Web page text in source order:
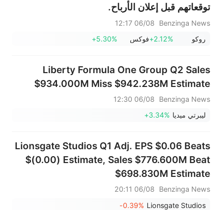
توقعاتهم قبل إعلان الأرباح.
Benzinga News
06/08 12:17
روكو
+2.12%فوكس +5.30%
Liberty Formula One Group Q2 Sales
$934.000M Miss $942.238M Estimate
Benzinga News
06/08 12:30
ليبرتي ميديا +3.34%
Lionsgate Studios Q1 Adj. EPS $0.06 Beats
$(0.00) Estimate, Sales $776.600M Beat
$698.830M Estimate
Benzinga News
06/08 20:11
Lionsgate Studios
-0.39%